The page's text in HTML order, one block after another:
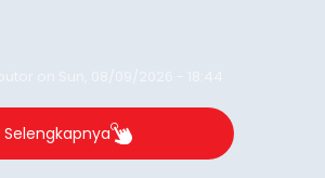
digelar RSD Mangusada di
Puspem Badung, Minggu
Selengkapnya